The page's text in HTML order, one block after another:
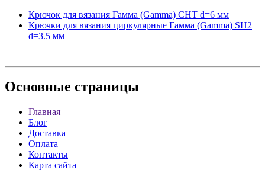
Крючок для вязания Гамма (Gamma) CHT d=6 мм
Крючки для вязания циркулярные Гамма (Gamma) SH2
d=3.5 мм
Основные страницы
Главная
Блог
Доставка
Оплата
Контакты
Карта сайта